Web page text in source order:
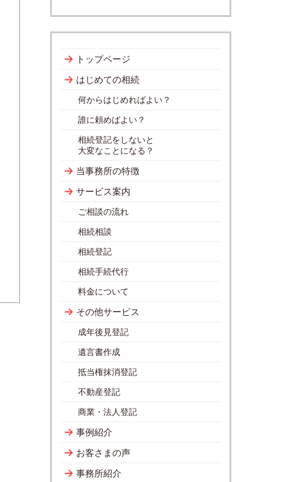
トップページ
はじめての相続
何からはじめればよい？
誰に頼めばよい？
相続登記をしないと
大変なことになる？
当事務所の特徴
サービス案内
ご相談の流れ
相続相談
相続登記
相続手続代行
料金について
その他サービス
成年後見登記
遺言書作成
抵当権抹消登記
不動産登記
商業・法人登記
事例紹介
お客さまの声
事務所紹介